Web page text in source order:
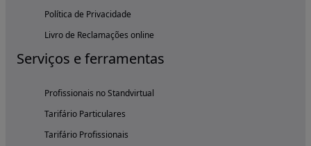
Política de Privacidade
Livro de Reclamações online
Serviços e ferramentas
Profissionais no Standvirtual
Tarifário Particulares
Tarifário Profissionais